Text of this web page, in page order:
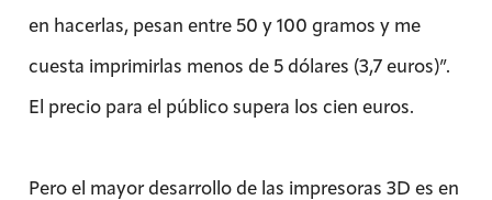
en hacerlas, pesan entre 50 y 100 gramos y me
cuesta imprimirlas menos de 5 dólares (3,7 euros)”.
El precio para el público supera los cien euros.
Pero el mayor desarrollo de las impresoras 3D es en